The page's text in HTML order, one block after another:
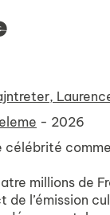
- 2026
célébrité
millions de
de l’émission